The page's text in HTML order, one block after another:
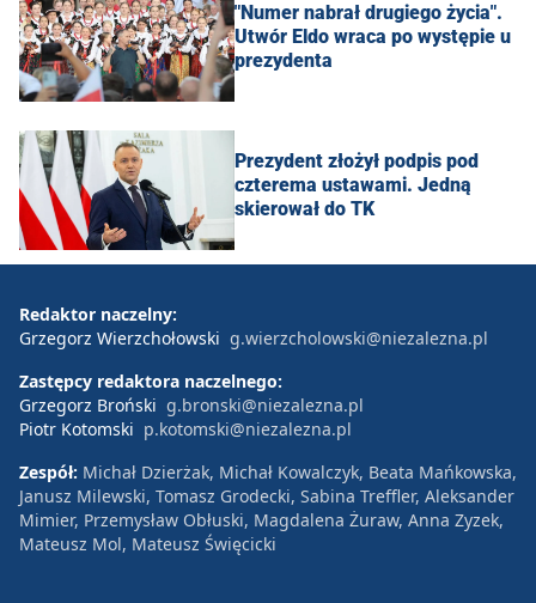
"Numer nabrał drugiego życia".
Utwór Eldo wraca po występie u
prezydenta
Prezydent złożył podpis pod
czterema ustawami. Jedną
skierował do TK
Redaktor naczelny:
Grzegorz Wierzchołowski g.wierzcholowski@niezalezna.pl
Zastępcy redaktora naczelnego:
Grzegorz Broński g.bronski@niezalezna.pl
Piotr Kotomski p.kotomski@niezalezna.pl
Zespół: Michał Dzierżak, Michał Kowalczyk, Beata Mańkowska,
Janusz Milewski, Tomasz Grodecki, Sabina Treffler, Aleksander
Mimier, Przemysław Obłuski, Magdalena Żuraw, Anna Zyzek,
Mateusz Mol, Mateusz Święcicki